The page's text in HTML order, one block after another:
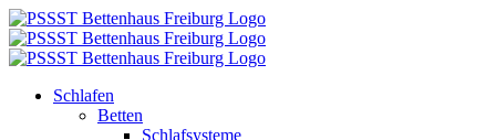
Zum
Inhalt
springen
Schlafen
Betten
Schlafsysteme